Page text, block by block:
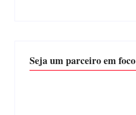
Seja um parceiro em foco